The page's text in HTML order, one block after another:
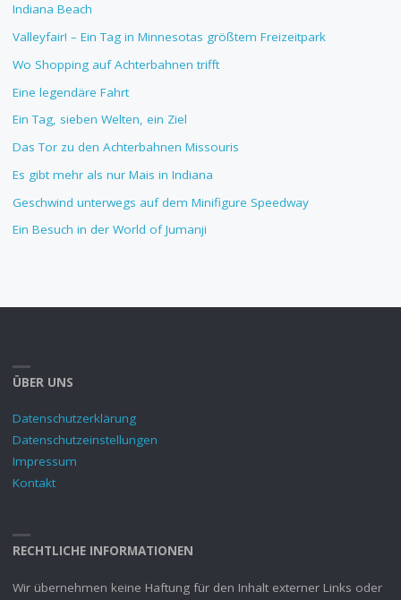
Indiana Beach
Valleyfair! – Ein Tag in Minnesotas größtem Freizeitpark
Wo Shopping auf Achterbahnen trifft
Eine legendäre Fahrt
Ein Tag, sieben Welten, ein Ziel
Das Tor zu den Achterbahnen Missouris
Es gibt mehr als nur Mais in Indiana
Geschwind unterwegs auf dem Minifigure Speedway
Ein Besuch in der World of Jumanji
ÜBER UNS
Datenschutzerklärung
Datenschutzeinstellungen
Impressum
Kontakt
RECHTLICHE INFORMATIONEN
Wir übernehmen keine Haftung für den Inhalt externer Links oder